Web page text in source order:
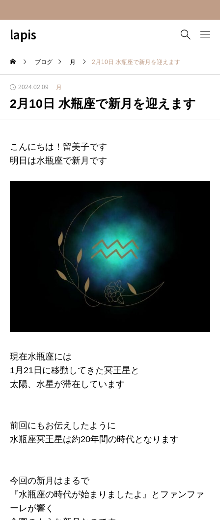
lapis
ブログ 月 2月10日 水瓶座で新月を迎えます
2024.02.09 月
2月10日 水瓶座で新月を迎えます
こんにちは！留美子です
明日は水瓶座で新月です
現在水瓶座には
1月21日に移動してきた冥王星と
太陽、水星が滞在しています
前回にもお伝えしたように
水瓶座冥王星は約20年間の時代となります
今回の新月はまるで
『水瓶座の時代が始まりましたよ』とファンファ
ーレが響く